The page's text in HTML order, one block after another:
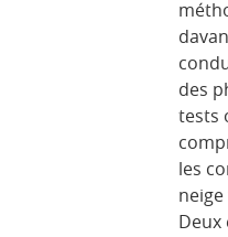
des
tests
les
neige
Deux